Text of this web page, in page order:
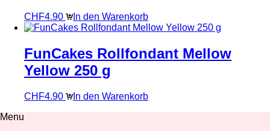
CHF4.90 In den Warenkorb
FunCakes Rollfondant Mellow
Yellow 250 g
CHF4.90
In den Warenkorb
Menu